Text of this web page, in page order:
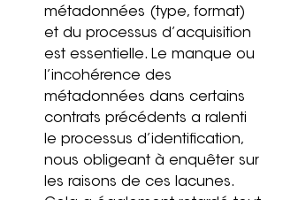
métadonnées (type, format)
et du processus d’acquisition
est essentielle. Le manque ou
l’incohérence des
métadonnées dans certains
contrats précédents a ralenti
le processus d’identification,
nous obligeant à enquêter sur
les raisons de ces lacunes.